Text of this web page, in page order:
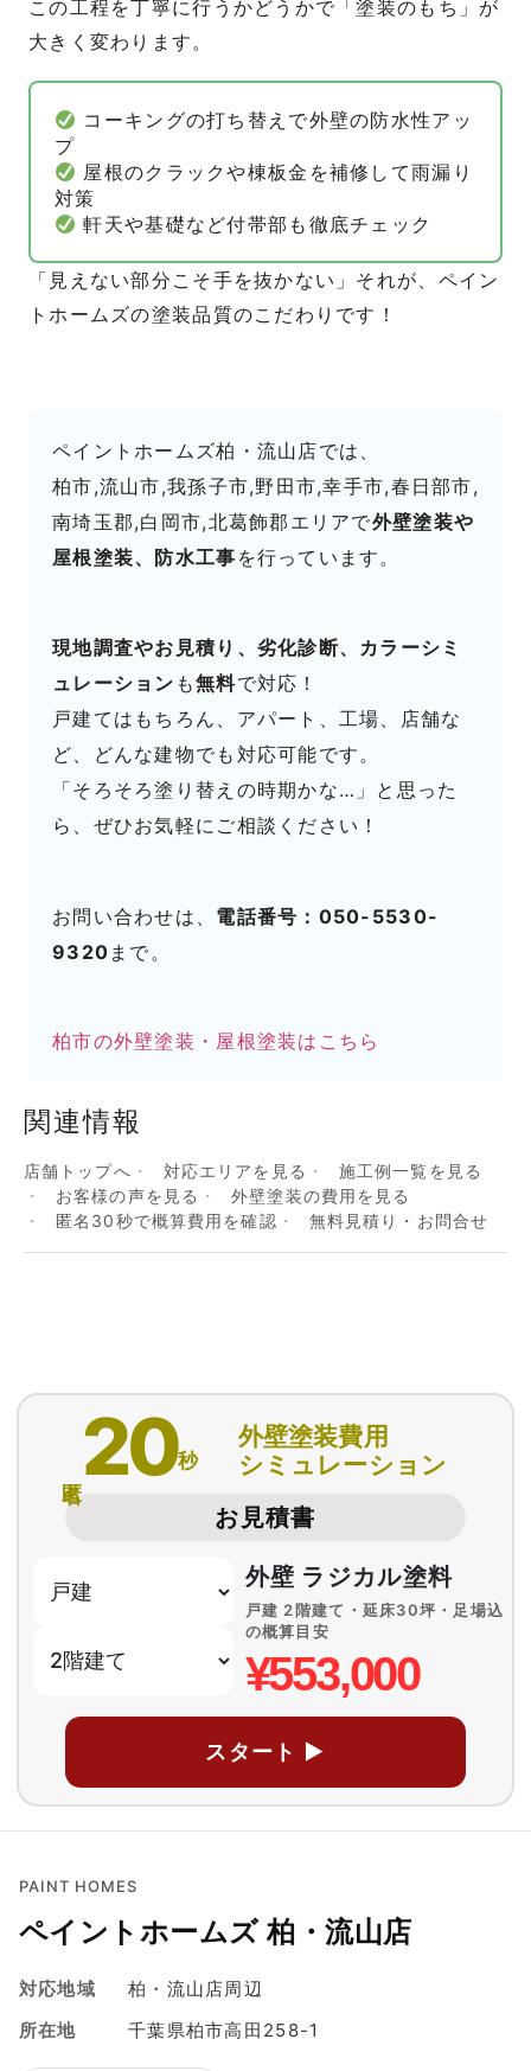
この工程を丁寧に行うかどうかで「塗装のもち」が
大きく変わります。
コーキングの打ち替えで外壁の防水性アッ
プ
屋根のクラックや棟板金を補修して雨漏り
対策
軒天や基礎など付帯部も徹底チェック
「見えない部分こそ手を抜かない」それが、ペイン
トホームズの塗装品質のこだわりです！
ペイントホームズ柏・流山店では、
柏市,流山市,我孫子市,野田市,幸手市,春日部市,
南埼玉郡,白岡市,北葛飾郡エリアで外壁塗装や
屋根塗装、防水工事 を行っています。
現地調査やお見積り、劣化診断、カラーシミ
ュレーション も無料で対応！
戸建てはもちろん、アパート、工場、店舗な
ど、どんな建物でも対応可能です。
「そろそろ塗り替えの時期かな…」と思った
ら、ぜひお気軽にご相談ください！
お問い合わせは、 電話番号：050-5530-
9320 まで。
柏市の外壁塗装・屋根塗装はこちら
関連情報
店舗トップへ 対応エリアを見る
施工例一覧を見る
お客様の声を見る
外壁塗装の費用を見る
匿名30秒で概算費用を確認
無料見積り・お問合せ
20秒
外壁塗装費用
シミュレーション
お見積書
外壁 ラジカル塗料
戸建 2階建て・延床30坪・足場込
の概算目安
¥553,000
スタート ▶
PAINT HOMES
ペイントホームズ 柏・流山店
対応地域
柏・流山店周辺
所在地
千葉県柏市高田258-1